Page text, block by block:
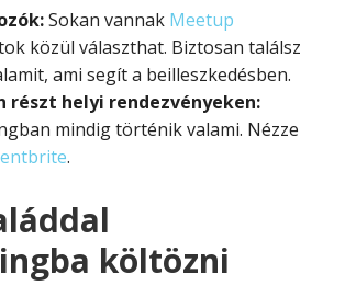
Sokan vannak Meetup
közül választhat. Biztosan találsz
ami segít a beilleszkedésben.
részt helyi rendezvényeken:
mindig történik valami. Nézze
.
költözni